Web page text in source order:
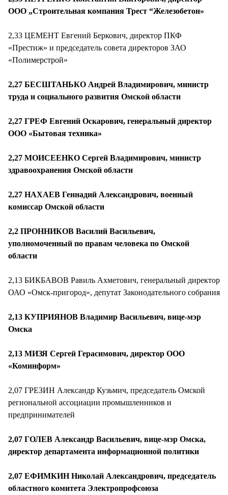
ООО „Строительная компания Трест “Железобетон»
2,33 ЦЕМЕНТ Евгений Беркович, директор ПКФ
«Престиж» и председатель совета директоров ЗАО
«Полимерстрой»
2,27 БЕСШТАНЬКО Андрей Владимирович, министр
труда и социального развития Омской области
2,27 ГРЕФ Евгений Оскарович, генеральный директор
ООО «Бытовая техника»
2,27 МОИСЕЕНКО Сергей Владимирович, министр
здравоохранения Омской области
2,27 НАХАЕВ Геннадий Александрович, военный
комиссар Омской области
2,2 ПРОННИКОВ Василий Васильевич,
уполномоченный по правам человека по Омской
области
2,13 БИКБАВОВ Равиль Ахметович, генеральный директор
ОАО «Омск-пригород», депутат Законодательного собрания
2,13 КУПРИЯНОВ Владимир Васильевич, вице-мэр
Омска
2,13 МИЗЯ Сергей Герасимович, директор ООО
«Коминформ»
2,07 ГРЕЗИН Александр Кузьмич, председатель Омской
региональной ассоциации промышленников и
предпринимателей
2,07 ГОЛЕВ Александр Васильевич, вице-мэр Омска,
директор департамента информационной политики
2,07 ЕФИМКИН Николай Александрович, председатель
областного комитета Электропрофсоюза